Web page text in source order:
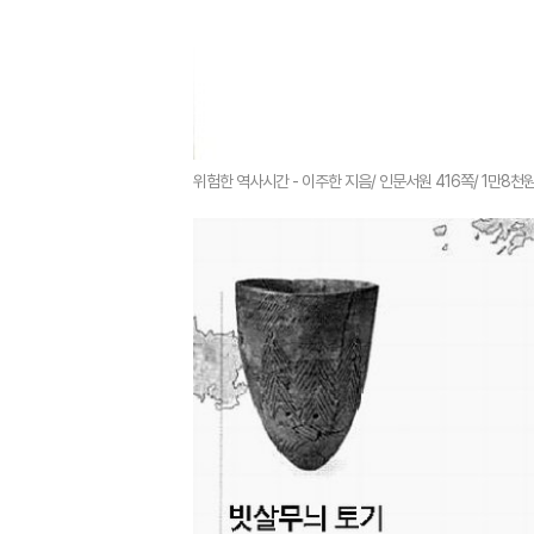
위험한 역사시간 - 이주한 지음/ 인문서원 416쪽/ 1만8천